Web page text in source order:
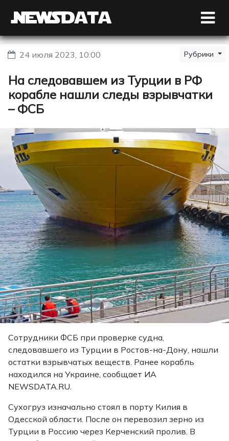
24 июля 2023, 10:00 Рубрики
На следовавшем из Турции в РФ
корабле нашли следы взрывчатки
– ФСБ
Сотрудники ФСБ при проверке судна,
следовавшего из Турции в Ростов-на-Дону, нашли
остатки взрывчатых веществ. Ранее корабль
находился на Украине, сообщает ИА
NEWSDATA.RU.
Сухогруз изначально стоял в порту Килия в
Одесской области. После он перевозил зерно из
Турции в Россию через Керченский пролив. В